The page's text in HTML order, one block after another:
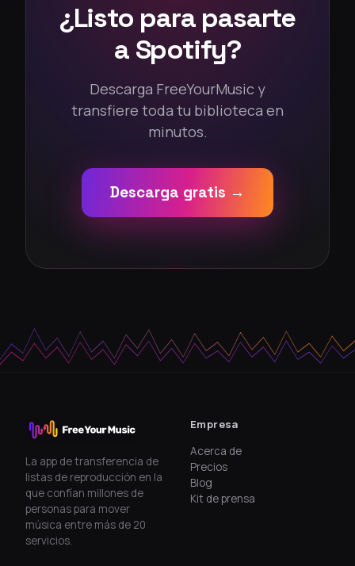
¿Listo para pasarte
a Spotify?
Descarga FreeYourMusic y
transfiere toda tu biblioteca en
minutos.
Descarga gratis →
La app de transferencia de
listas de reproducción en la
que confían millones de
personas para mover
música entre más de 20
servicios.
Empresa
Acerca de
Precios
Blog
Kit de prensa